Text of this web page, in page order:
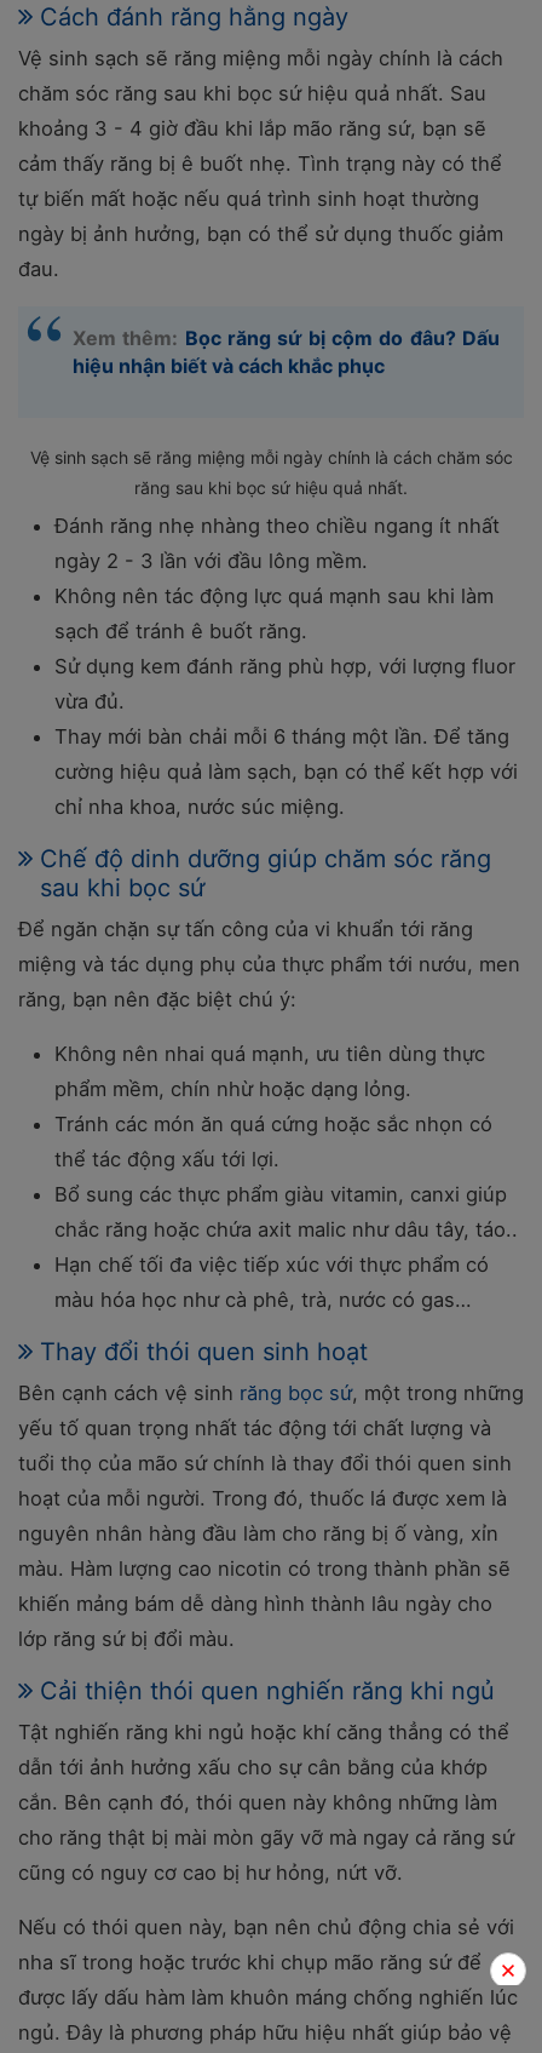
Cách đánh răng hằng ngày
Vệ sinh sạch sẽ răng miệng mỗi ngày chính là cách
chăm sóc răng sau khi bọc sứ hiệu quả nhất. Sau
khoảng 3 - 4 giờ đầu khi lắp mão răng sứ, bạn sẽ
cảm thấy răng bị ê buốt nhẹ. Tình trạng này có thể
tự biến mất hoặc nếu quá trình sinh hoạt thường
ngày bị ảnh hưởng, bạn có thể sử dụng thuốc giảm
đau.
Xem thêm: Bọc răng sứ bị cộm do đâu? Dấu
hiệu nhận biết và cách khắc phục
Vệ sinh sạch sẽ răng miệng mỗi ngày chính là cách chăm sóc
răng sau khi bọc sứ hiệu quả nhất.
Đánh răng nhẹ nhàng theo chiều ngang ít nhất
ngày 2 - 3 lần với đầu lông mềm.
Không nên tác động lực quá mạnh sau khi làm
sạch để tránh ê buốt răng.
Sử dụng kem đánh răng phù hợp, với lượng fluor
vừa đủ.
Thay mới bàn chải mỗi 6 tháng một lần. Để tăng
cường hiệu quả làm sạch, bạn có thể kết hợp với
chỉ nha khoa, nước súc miệng.
Chế độ dinh dưỡng giúp chăm sóc răng
sau khi bọc sứ
Để ngăn chặn sự tấn công của vi khuẩn tới răng
miệng và tác dụng phụ của thực phẩm tới nướu, men
răng, bạn nên đặc biệt chú ý:
Không nên nhai quá mạnh, ưu tiên dùng thực
phẩm mềm, chín nhừ hoặc dạng lỏng.
Tránh các món ăn quá cứng hoặc sắc nhọn có
thể tác động xấu tới lợi.
Bổ sung các thực phẩm giàu vitamin, canxi giúp
chắc răng hoặc chứa axit malic như dâu tây, táo..
Hạn chế tối đa việc tiếp xúc với thực phẩm có
màu hóa học như cà phê, trà, nước có gas…
Thay đổi thói quen sinh hoạt
Bên cạnh cách vệ sinh răng bọc sứ, một trong những
yếu tố quan trọng nhất tác động tới chất lượng và
tuổi thọ của mão sứ chính là thay đổi thói quen sinh
hoạt của mỗi người. Trong đó, thuốc lá được xem là
nguyên nhân hàng đầu làm cho răng bị ố vàng, xỉn
màu. Hàm lượng cao nicotin có trong thành phần sẽ
khiến mảng bám dễ dàng hình thành lâu ngày cho
lớp răng sứ bị đổi màu.
Cải thiện thói quen nghiến răng khi ngủ
Tật nghiến răng khi ngủ hoặc khí căng thẳng có thể
dẫn tới ảnh hưởng xấu cho sự cân bằng của khớp
cắn. Bên cạnh đó, thói quen này không những làm
cho răng thật bị mài mòn gãy vỡ mà ngay cả răng sứ
cũng có nguy cơ cao bị hư hỏng, nứt vỡ.
Nếu có thói quen này, bạn nên chủ động chia sẻ với
nha sĩ trong hoặc trước khi chụp mão răng sứ để
được lấy dấu hàm làm khuôn máng chống nghiến lúc
ngủ. Đây là phương pháp hữu hiệu nhất giúp bảo vệ